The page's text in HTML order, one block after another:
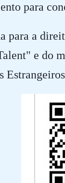
para
para a
e do